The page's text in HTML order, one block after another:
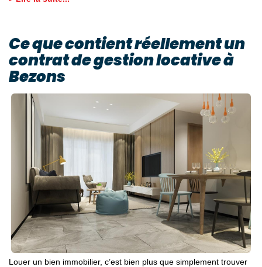
Ce que contient réellement un
contrat de gestion locative à
Bezons
Louer un bien immobilier, c’est bien plus que simplement trouver